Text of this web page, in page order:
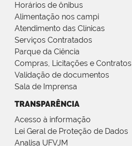
Horários de ônibus
Alimentação nos campi
Atendimento das Clínicas
Serviços Contratados
Parque da Ciência
Compras, Licitações e Contratos
Validação de documentos
Sala de Imprensa
TRANSPARÊNCIA
Acesso à informação
Lei Geral de Proteção de Dados
Analisa UFVJM